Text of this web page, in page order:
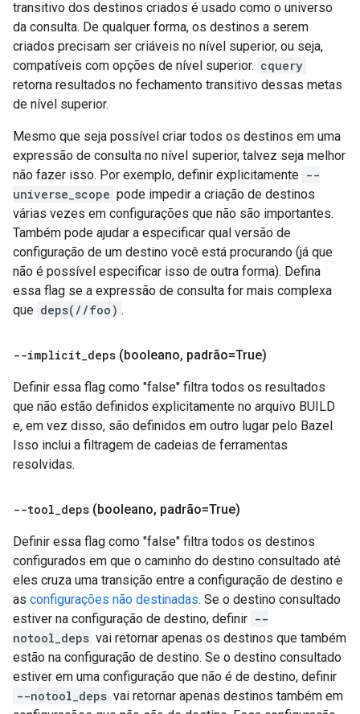
transitivo dos destinos criados é usado como o universo
da consulta. De qualquer forma, os destinos a serem
criados precisam ser criáveis no nível superior, ou seja,
compatíveis com opções de nível superior. cquery
retorna resultados no fechamento transitivo dessas metas
de nível superior.
Mesmo que seja possível criar todos os destinos em uma
expressão de consulta no nível superior, talvez seja melhor
não fazer isso. Por exemplo, definir explicitamente --
universe_scope pode impedir a criação de destinos
várias vezes em configurações que não são importantes.
Também pode ajudar a especificar qual versão de
configuração de um destino você está procurando (já que
não é possível especificar isso de outra forma). Defina
essa flag se a expressão de consulta for mais complexa
que deps(//foo) .
--implicit_deps (booleano, padrão=True)
Definir essa flag como "false" filtra todos os resultados
que não estão definidos explicitamente no arquivo BUILD
e, em vez disso, são definidos em outro lugar pelo Bazel.
Isso inclui a filtragem de cadeias de ferramentas
resolvidas.
--tool_deps (booleano, padrão=True)
Definir essa flag como "false" filtra todos os destinos
configurados em que o caminho do destino consultado até
eles cruza uma transição entre a configuração de destino e
as configurações não destinadas. Se o destino consultado
estiver na configuração de destino, definir --
notool_deps vai retornar apenas os destinos que também
estão na configuração de destino. Se o destino consultado
estiver em uma configuração que não é de destino, definir
--notool_deps vai retornar apenas destinos também em